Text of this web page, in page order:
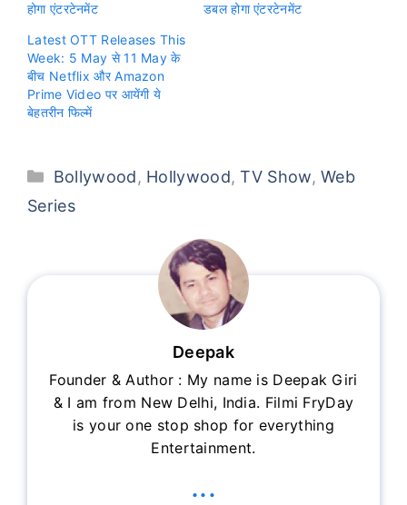
होगा एंटरटेनमेंट
डबल होगा एंटरटेनमेंट
Latest OTT Releases This
Week: 5 May से 11 May के
बीच Netflix और Amazon
Prime Video पर आयेंगी ये
बेहतरीन फिल्में
Categories
Bollywood, Hollywood,TV Show,Web
Series
Deepak
Founder & Author : My name is Deepak Giri
& I am from New Delhi, India. Filmi FryDay
is your one stop shop for everything
Entertainment.
...